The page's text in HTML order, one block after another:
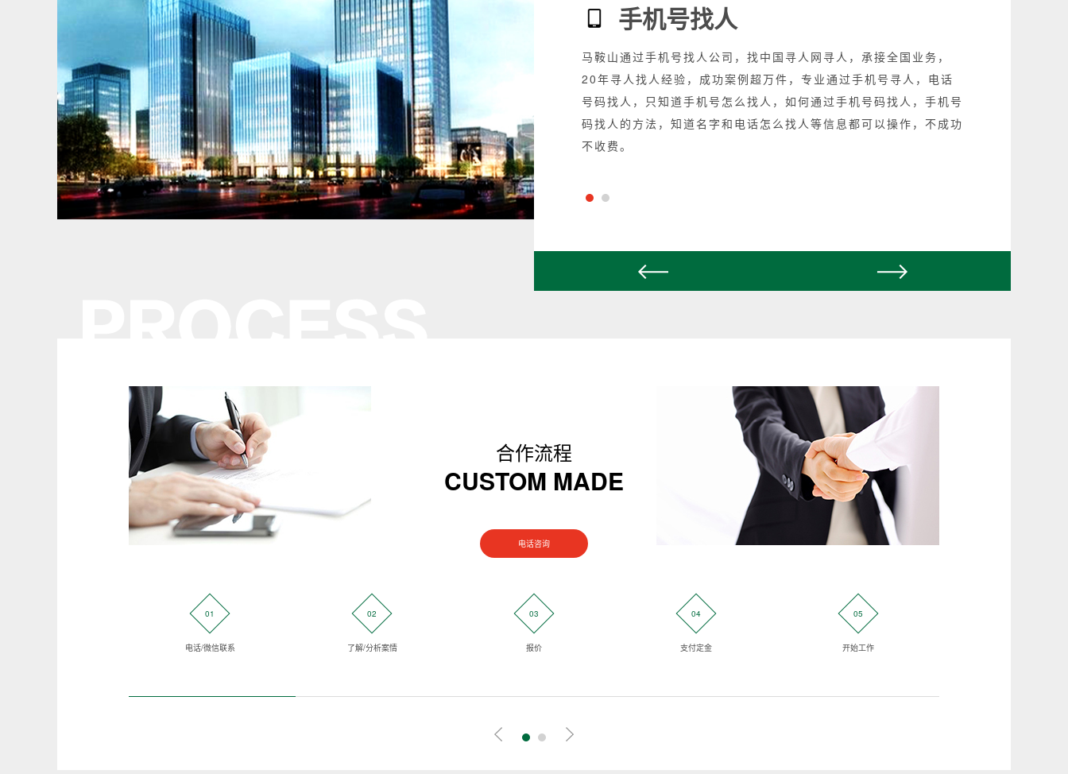
寻找老赖欠款人
马鞍山专业找老赖公司，找中国寻人网找人，承接全国业务，20年
寻人找人经验，成功案例超万件，专业寻找老赖、网逃，失信人，故
意失踪，债务人，欠钱失踪的，故意躲藏起来的，只需要身份证号码
就能找到人，找到了给付费用，不成功不收取任何费用
手机号找人
马鞍山通过手机号找人公司，找中国寻人网寻人，承接全国业务，
20年寻人找人经验，成功案例超万件，专业通过手机号寻人，电话
号码找人，只知道手机号怎么找人，如何通过手机号码找人，手机号
码找人的方法，知道名字和电话怎么找人等信息都可以操作，不成功
不收费。
合作流程
CUSTOM MADE
电话咨询
01
电话/微信联系
02
了解/分析案情
03
报价
04
支付定金
05
开始工作